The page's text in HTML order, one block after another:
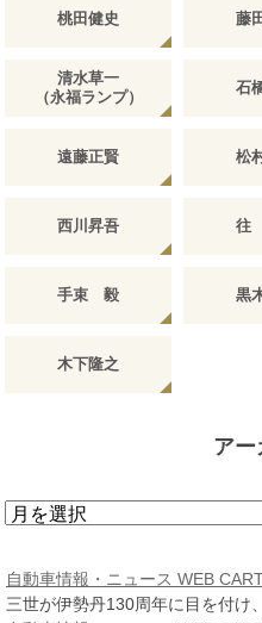
桃田健史 藤
清水草一
（永福ランプ）
石
遠藤正賢 松
西川昇吾 往
手束 毅 黒
木下隆之
アー
ア
カ
イ
自動車情報・ニュース WEB
三世が伊勢丹130周年に目を付け